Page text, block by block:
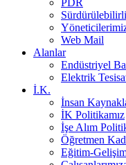
Web Mail
Alanlar
Endüstriyel
Elektrik
İ.K.
İnsan
İK Politikamız
İşe Alım
Öğretmen
Eğitim-